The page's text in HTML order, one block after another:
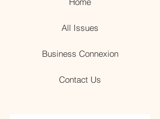
All Issues
Business Connexion
Contact Us